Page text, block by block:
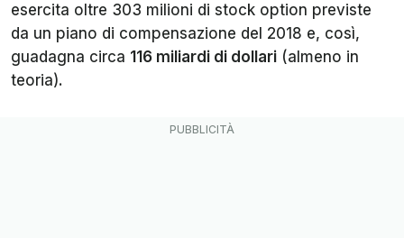
esercita oltre 303 milioni di stock option previste
da un piano di compensazione del 2018 e, così,
guadagna circa 116 miliardi di dollari (almeno in
teoria).